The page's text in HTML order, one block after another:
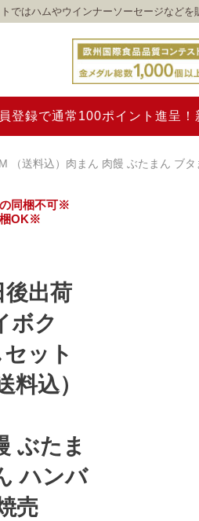
はハムやウインナーソーセージなどを
登録で通常100ポイント進呈！
（送料込）肉まん 肉饅 ぶたまん ブ
同梱不可※
OK※
後出荷
ボク
ット
料込）
ぶたま
ハンバ
売